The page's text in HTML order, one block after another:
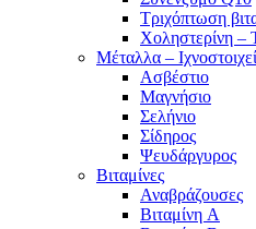
Τριχόπτωση
Χοληστερίνη –
Μέταλλα –
Ασβέστιο
Μαγνήσιο
Σελήνιο
Σίδηρος
Ψευδάργυρος
Βιταμίνες
Αναβράζουσες
Βιταμίνη A